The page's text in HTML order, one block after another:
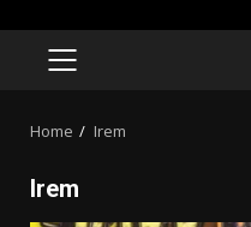
PRIMARY
Home Irem
Irem